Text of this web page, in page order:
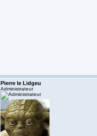
Pierre le Lidgeu
Administrateur